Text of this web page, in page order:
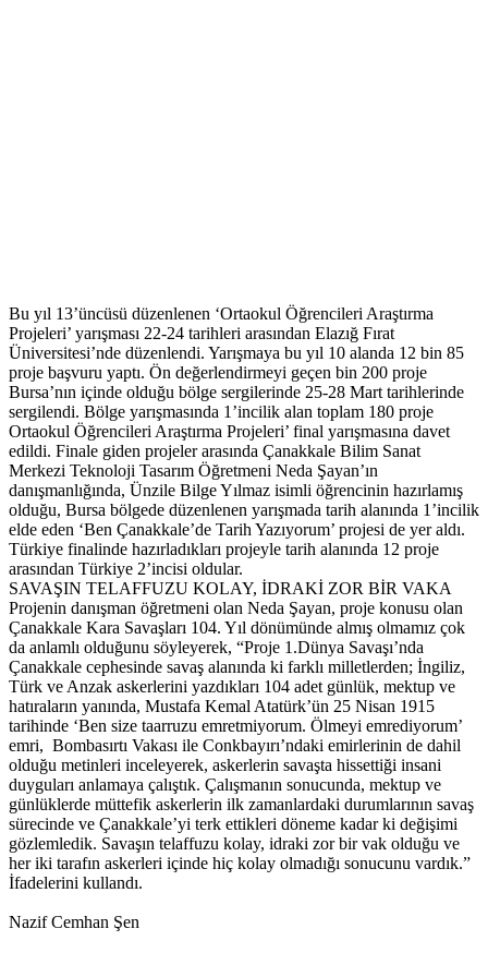
Bu yıl 13’üncüsü düzenlenen ‘Ortaokul Öğrencileri Araştırma
Projeleri’ yarışması 22-24 tarihleri arasından Elazığ Fırat
Üniversitesi’nde düzenlendi. Yarışmaya bu yıl 10 alanda 12 bin 85
proje başvuru yaptı. Ön değerlendirmeyi geçen bin 200 proje
Bursa’nın içinde olduğu bölge sergilerinde 25-28 Mart tarihlerinde
sergilendi. Bölge yarışmasında 1’incilik alan toplam 180 proje
Ortaokul Öğrencileri Araştırma Projeleri’ final yarışmasına davet
edildi. Finale giden projeler arasında Çanakkale Bilim Sanat
Merkezi Teknoloji Tasarım Öğretmeni Neda Şayan’ın
danışmanlığında, Ünzile Bilge Yılmaz isimli öğrencinin hazırlamış
olduğu, Bursa bölgede düzenlenen yarışmada tarih alanında 1’incilik
elde eden ‘Ben Çanakkale’de Tarih Yazıyorum’ projesi de yer aldı.
Türkiye finalinde hazırladıkları projeyle tarih alanında 12 proje
arasından Türkiye 2’incisi oldular.
SAVAŞIN TELAFFUZU KOLAY, İDRAKİ ZOR BİR VAKA
Projenin danışman öğretmeni olan Neda Şayan, proje konusu olan
Çanakkale Kara Savaşları 104. Yıl dönümünde almış olmamız çok
da anlamlı olduğunu söyleyerek, “Proje 1.Dünya Savaşı’nda
Çanakkale cephesinde savaş alanında ki farklı milletlerden; İngiliz,
Türk ve Anzak askerlerini yazdıkları 104 adet günlük, mektup ve
hatıraların yanında, Mustafa Kemal Atatürk’ün 25 Nisan 1915
tarihinde ‘Ben size taarruzu emretmiyorum. Ölmeyi emrediyorum’
emri, Bombasırtı Vakası ile Conkbayırı’ndaki emirlerinin de dahil
olduğu metinleri inceleyerek, askerlerin savaşta hissettiği insani
duyguları anlamaya çalıştık. Çalışmanın sonucunda, mektup ve
günlüklerde müttefik askerlerin ilk zamanlardaki durumlarının savaş
sürecinde ve Çanakkale’yi terk ettikleri döneme kadar ki değişimi
gözlemledik. Savaşın telaffuzu kolay, idraki zor bir vak olduğu ve
her iki tarafın askerleri içinde hiç kolay olmadığı sonucunu vardık.”
İfadelerini kullandı.
Nazif Cemhan Şen